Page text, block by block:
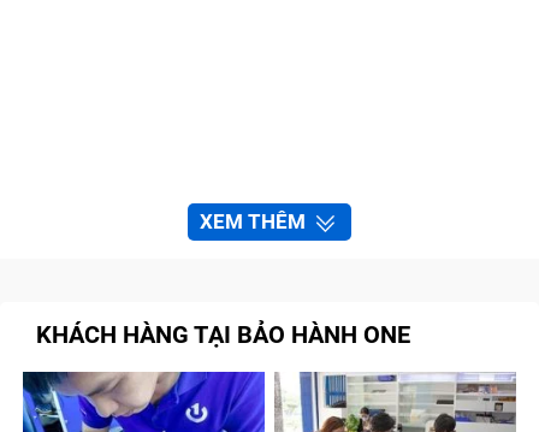
XEM THÊM
KHÁCH HÀNG TẠI BẢO HÀNH ONE